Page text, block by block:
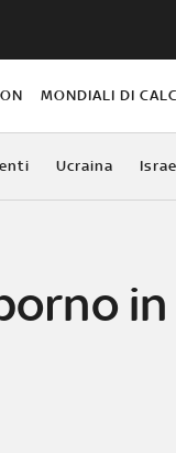
MONDIALI DI
Ucraina